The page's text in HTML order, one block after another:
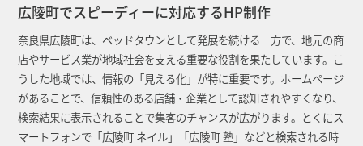
広陵町でスピーディーに対応するHP制作
奈良県広陵町は、ベッドタウンとして発展を続ける一方で、地元の商
店やサービス業が地域社会を支える重要な役割を果たしています。こ
うした地域では、情報の「見える化」が特に重要です。ホームページ
があることで、信頼性のある店舗・企業として認知されやすくなり、
検索結果に表示されることで集客のチャンスが広がります。とくにス
マートフォンで「広陵町 ネイル」「広陵町 塾」などと検索される時